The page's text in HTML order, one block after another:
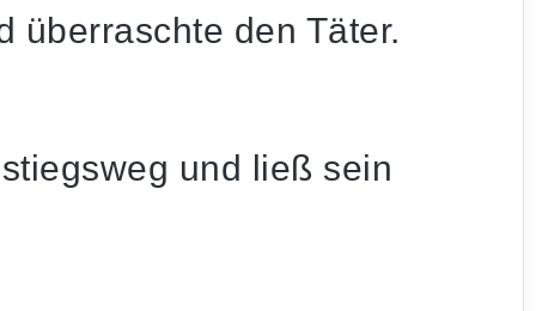
überraschte den Täter.
und ließ sein